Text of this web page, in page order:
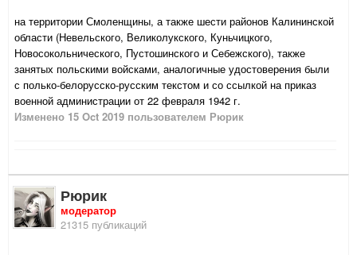
на территории Смоленщины, а также шести районов Калининской
области (Невельского, Великолукского, Куньчицкого,
Новосокольнического, Пустошинского и Себежского), также
занятых польскими войсками, аналогичные удостоверения были
с полько-белорусско-русским текстом и со ссылкой на приказ
военной администрации от 22 февраля 1942 г.
Изменено 15 Oct 2019 пользователем Рюрик
Рюрик
модератор
21315 публикаций